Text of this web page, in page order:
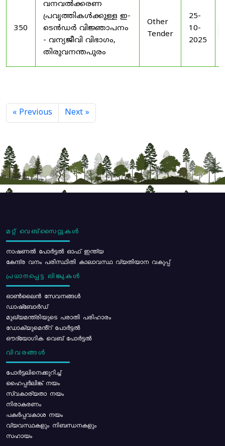
350
വനവൽക്കരണ
പ്രവൃത്തികൾക്കുള്ള ഇ-
ടെൻഡർ വിജ്ഞാപനം
- വന്യജീവി വിഭാഗം,
തിരുവനന്തപുരം
Other
Tender
25-
10-
2025
« Previous Next »
മറ്റ് വെബ്സൈറ്റുകൾ
നാഷണൽ പോർട്ടൽ ഓഫ് ഇന്ത്യ
കേന്ദ്ര വനം പരിസ്ഥിതി കാലാവസ്ഥ വ്യതിയാന വകുപ്പ്
പ്രധാനപ്പെട്ട ലിങ്കുകൾ
ഓൺലൈൻ സേവനങ്ങൾ
ഡാഷ്ബോർഡ്
മുഖ്യമന്ത്രിയുടെ പരാതി പരിഹാരം
ഡോക്യുമെൻ്റ് പോർട്ടൽ
ഔദ്യോഗിക വെബ് പോർട്ടൽ
വിവരങ്ങൾ
പോര്‍ട്ടലിനെക്കുറിച്ച്
ഹൈപ്പർലിങ്ക് നയം
സ്വകാര്യതാ നയം
നിരാകരണം
പകർപ്പവകാശ നയം
വ്യവസ്ഥകളും നിബന്ധനകളും
സഹായം